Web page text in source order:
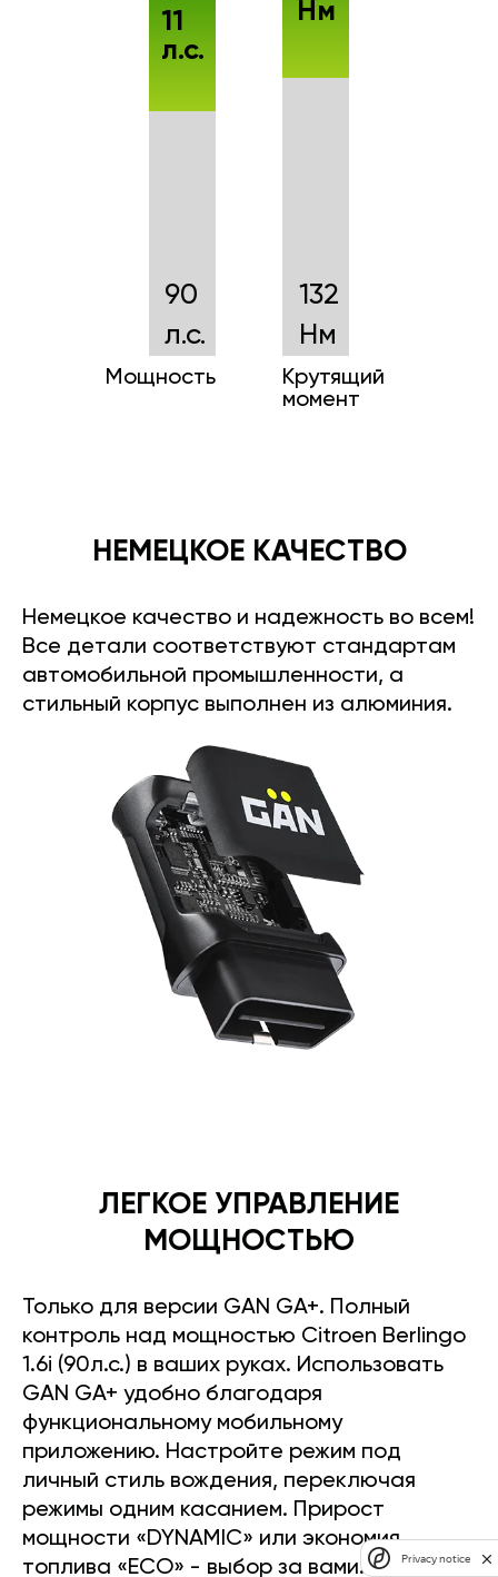
90
л.с.
Мощность
11
л.с.
132
Нм
Крутящий
момент
Нм
НЕМЕЦКОЕ КАЧЕСТВО
Немецкое качество и надежность во всем!
Все детали соответствуют стандартам
автомобильной промышленности, а
стильный корпус выполнен из алюминия.
ЛЕГКОЕ УПРАВЛЕНИЕ
МОЩНОСТЬЮ
Только для версии GAN GA+. Полный
контроль над мощностью Citroen Berlingo
1.6i (90л.с.) в ваших руках. Использовать
GAN GA+ удобно благодаря
функциональному мобильному
приложению. Настройте режим под
личный стиль вождения, переключая
режимы одним касанием. Прирост
мощности «DYNAMIC» или экономия
топлива «ECO» - выбор за вами.
Privacy notice